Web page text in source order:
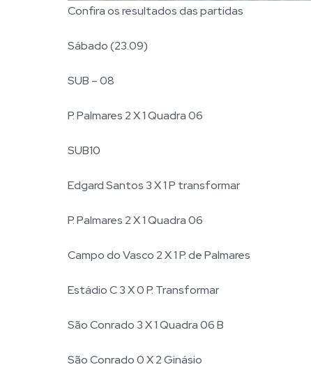
Confira os resultados das partidas
Sábado (23.09)
SUB – 08
P. Palmares 2 X 1 Quadra 06
SUB10
Edgard Santos 3 X 1 P transformar
P. Palmares 2 X 1 Quadra 06
Campo do Vasco 2 X 1 P. de Palmares
Estádio C 3 X 0 P. Transformar
São Conrado 3 X 1 Quadra 06 B
São Conrado 0 X 2 Ginásio